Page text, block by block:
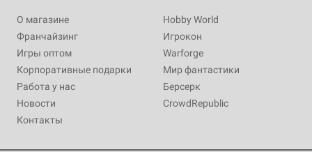
О магазине
Франчайзинг
Игры оптом
Корпоративные подарки
Работа у нас
Новости
Контакты
Hobby World
Игрокон
Warforge
Мир фантастики
Берсерк
CrowdRepublic